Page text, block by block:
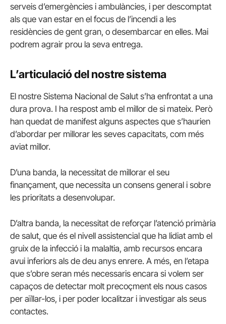
serveis d’emergències i ambulàncies, i per descomptat
als que van estar en el focus de l’incendi a les
residències de gent gran, o desembarcar en elles. Mai
podrem agrair prou la seva entrega.
L’articulació del nostre sistema
El nostre Sistema Nacional de Salut s’ha enfrontat a una
dura prova. I ha respost amb el millor de si mateix. Però
han quedat de manifest alguns aspectes que s’haurien
d’abordar per millorar les seves capacitats, com més
aviat millor.
D’una banda, la necessitat de millorar el seu
finançament, que necessita un consens general i sobre
les prioritats a desenvolupar.
D’altra banda, la necessitat de reforçar l’atenció primària
de salut, que és el nivell assistencial que ha lidiat amb el
gruix de la infecció i la malaltia, amb recursos encara
avui inferiors als de deu anys enrere. A més, en l’etapa
que s’obre seran més necessaris encara si volem ser
capaços de detectar molt precoçment els nous casos
per aïllar-los, i per poder localitzar i investigar als seus
contactes.